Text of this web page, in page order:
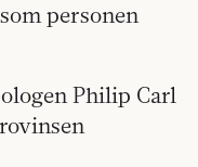
personen
Philip Carl